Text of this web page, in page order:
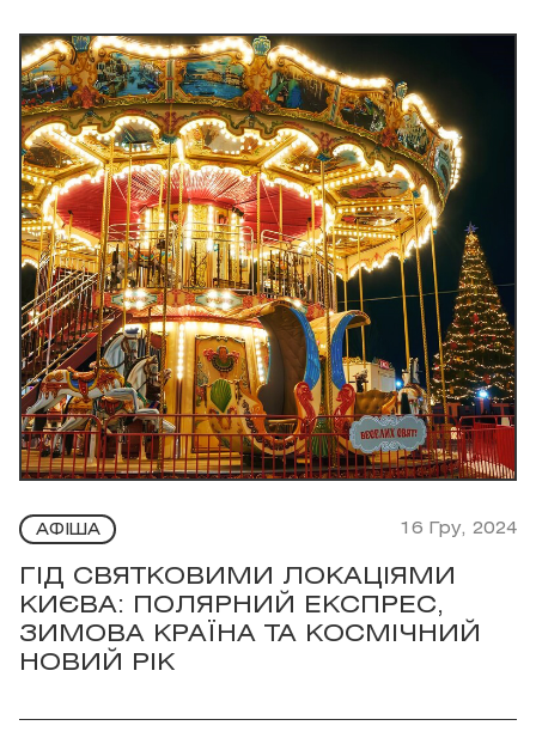
АФІША 16 Гру, 2024
ГІД СВЯТКОВИМИ ЛОКАЦІЯМИ
КИЄВА: ПОЛЯРНИЙ ЕКСПРЕС,
ЗИМОВА КРАЇНА ТА КОСМІЧНИЙ
НОВИЙ РІК